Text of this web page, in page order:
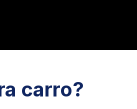
carro?